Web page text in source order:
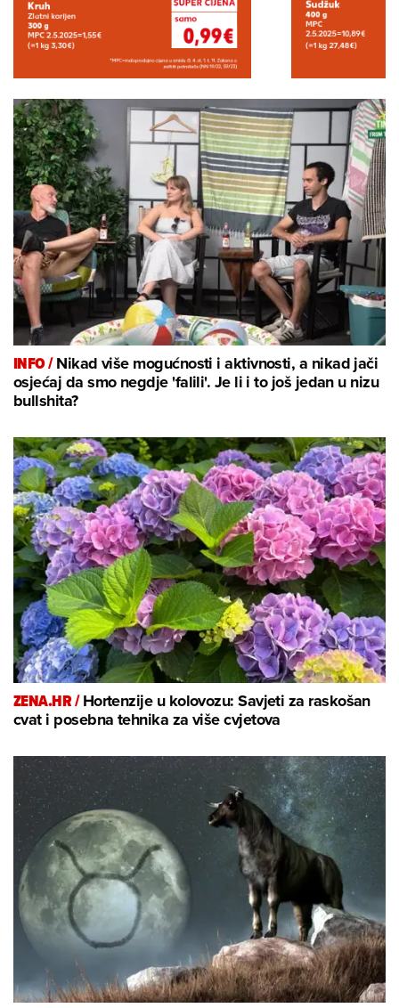
INFO /Nikad više mogućnosti i aktivnosti, a nikad jači
osjećaj da smo negdje 'falili'. Je li i to još jedan u nizu
bullshita?
ZENA.HR /Hortenzije u kolovozu: Savjeti za raskošan
cvat i posebna tehnika za više cvjetova